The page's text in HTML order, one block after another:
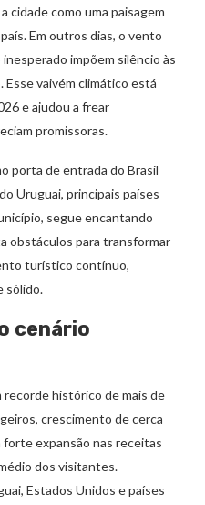
cidade como uma paisagem
Em outros dias, o vento
impõem silêncio às
Esse vaivém climático está
e ajudou a frear
promissoras.
porta de entrada do Brasil
Uruguai, principais países
segue encantando
obstáculos para transformar
turístico contínuo,
sólido.
cenário
histórico de mais de
crescimento de cerca
forte expansão nas receitas
dos visitantes.
Estados Unidos e países